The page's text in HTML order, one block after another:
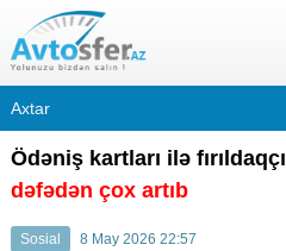
Ödəniş kartları ilə
dəfədən çox artıb
Sosial 8 May 2026 22:57